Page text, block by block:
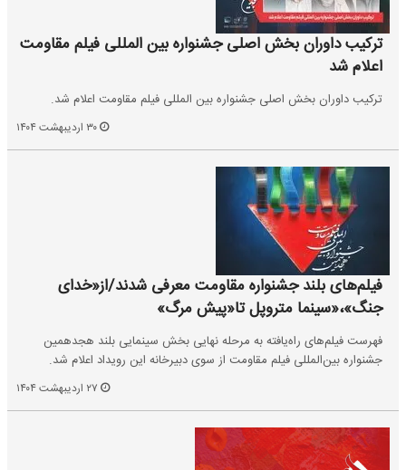
ترکیب داوران بخش اصلی جشنواره بین المللی فیلم مقاومت
اعلام شد
ترکیب داوران بخش اصلی جشنواره بین المللی فیلم مقاومت اعلام شد.
فیلم‌های بلند جشنواره مقاومت معرفی شدند/از«خدای
جنگ»،«سینما متروپل تا«پیش مرگ»
فهرست فیلم‌های راه‌یافته به مرحله نهایی بخش سینمایی بلند هجدهمین
جشنواره بین‌المللی فیلم مقاومت از سوی دبیرخانه‌ این رویداد اعلام شد.